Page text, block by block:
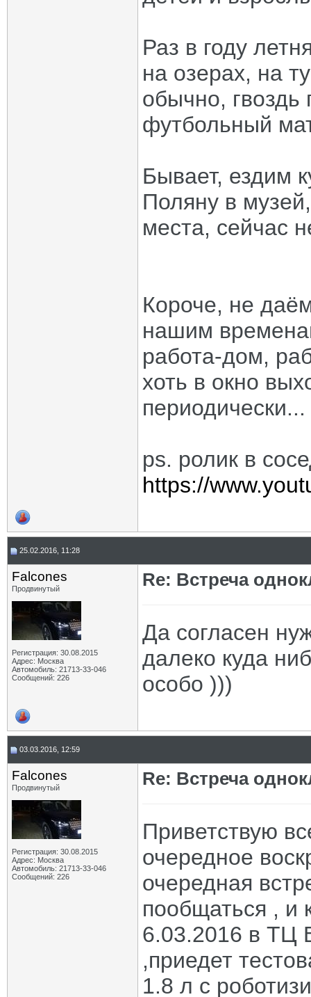
Раз в году
на озерах, на
обычно,
футбольный
Бывает, ездим
Поляну в
места, сейчас
Короче, не
нашим
работа-дом,
хоть в окно
периодически...
ps. ролик в
https://
25.02.2016, 11:28
Falcones
Продвинутый
Регистрация: 30.08.2015
Адрес: Москва
Автомобиль: 21713-33-046
Сообщений: 226
Re: Встреча
Да согласен
далеко куда
особо )))
03.03.2016, 12:59
Falcones
Продвинутый
Регистрация: 30.08.2015
Адрес: Москва
Автомобиль: 21713-33-046
Сообщений: 226
Re: Встреча
Приветствую
очередное
очередная
пообщаться , и
6.03.2016 в ТЦ
,приедет
1.8 л с